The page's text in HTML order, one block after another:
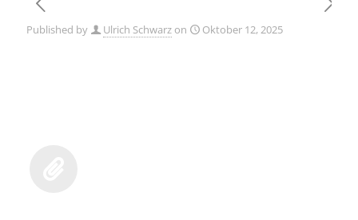
Published by Ulrich Schwarz on Oktober 12, 2025